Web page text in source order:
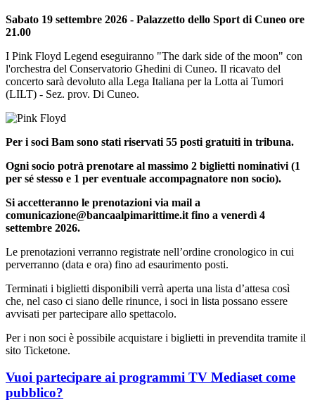
Sabato 19 settembre 2026 - Palazzetto dello Sport di Cuneo ore
21.00
I Pink Floyd Legend eseguiranno "The dark side of the moon" con
l'orchestra del Conservatorio Ghedini di Cuneo. Il ricavato del
concerto sarà devoluto alla Lega Italiana per la Lotta ai Tumori
(LILT) - Sez. prov. Di Cuneo.
Per i soci Bam sono stati riservati 55 posti gratuiti in tribuna.
Ogni socio potrà prenotare al massimo 2 biglietti nominativi (1
per sé stesso e 1 per eventuale accompagnatore non socio).
Si accetteranno le prenotazioni via mail a
comunicazione@bancaalpimarittime.it fino a venerdì 4
settembre 2026.
Le prenotazioni verranno registrate nell’ordine cronologico in cui
perverranno (data e ora) fino ad esaurimento posti.
Terminati i biglietti disponibili verrà aperta una lista d’attesa così
che, nel caso ci siano delle rinunce, i soci in lista possano essere
avvisati per partecipare allo spettacolo.
Per i non soci è possibile acquistare i biglietti in prevendita tramite il
sito Ticketone.
Vuoi partecipare ai programmi TV Mediaset come
pubblico?